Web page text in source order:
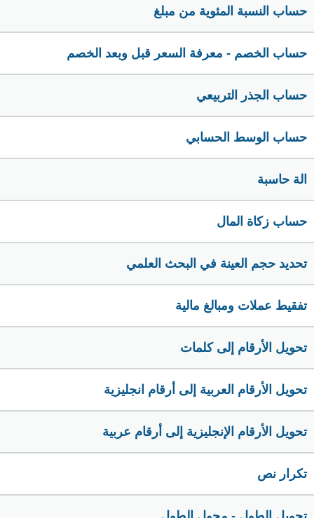
حساب النسبة المئوية من مبلغ
حساب الخصم - معرفة السعر قبل وبعد الخصم
حساب الجذر التربيعي
حساب الوسط الحسابي
الة حاسبة
حساب زكاة المال
تحديد حجم العينة في البحث العلمي
تفقيط عملات ومبالغ مالية
تحويل الأرقام إلى كلمات
تحويل الأرقام العربية إلى أرقام انجليزية
تحويل الأرقام الإنجليزية إلى أرقام عربية
تكرار نص